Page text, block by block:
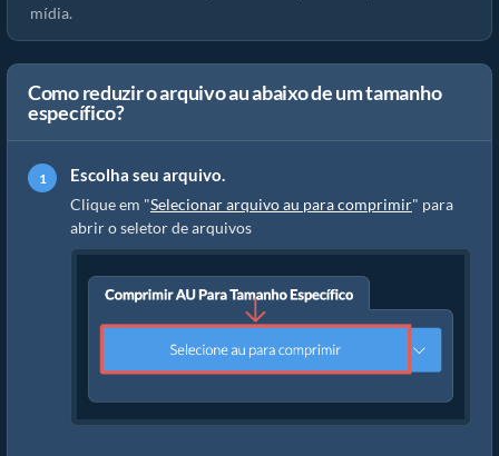
mídia.
Como reduzir o arquivo au abaixo de um tamanho
específico?
Escolha seu arquivo.
Clique em "Selecionar arquivo au para comprimir" para
abrir o seletor de arquivos